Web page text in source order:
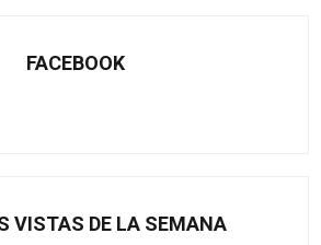
FACEBOOK
VISTAS DE LA SEMANA